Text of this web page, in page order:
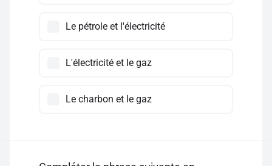
Le pétrole et l'électricité
L'électricité et le gaz
Le charbon et le gaz